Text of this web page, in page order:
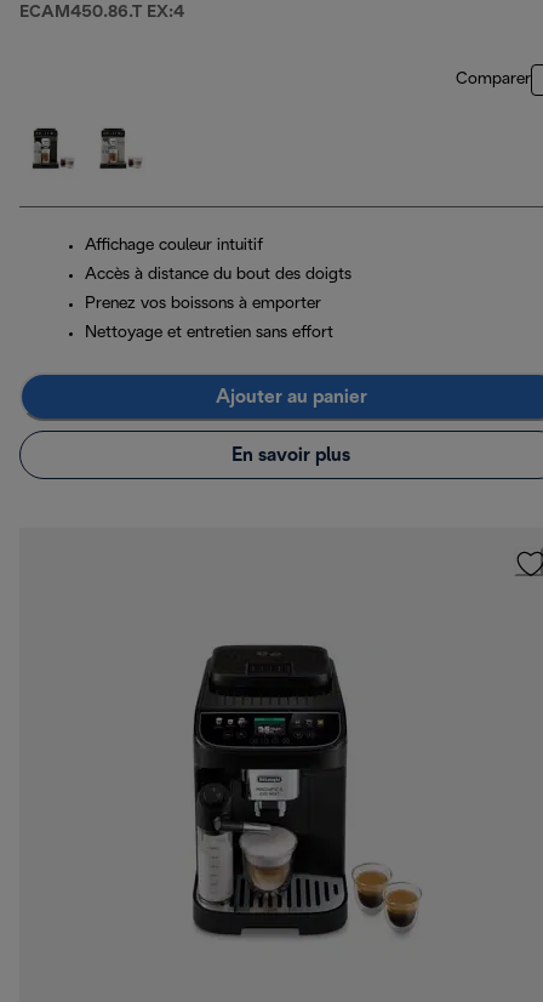
ECAM450.86.T EX:4
Comparer
Affichage couleur intuitif
Accès à distance du bout des doigts
Prenez vos boissons à emporter
Nettoyage et entretien sans effort
Ajouter au panier
En savoir plus